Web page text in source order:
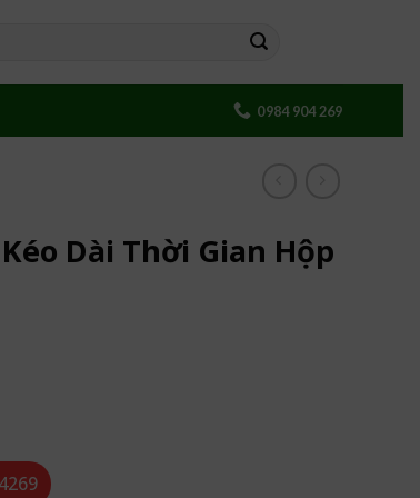
0984 904 269
Dài Thời Gian Hộp
12 Cái số lượng